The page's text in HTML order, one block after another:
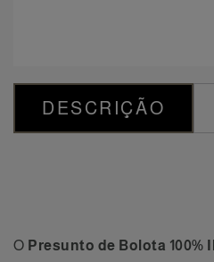
DESCRIÇÃO
O Presunto de Bolota 100%